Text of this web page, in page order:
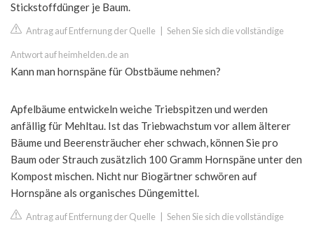
Stickstoffdünger je Baum.
Antrag auf Entfernung der Quelle Sehen Sie sich die vollständige
Antwort auf heimhelden.de an
Kann man hornspäne für Obstbäume nehmen?
Apfelbäume entwickeln weiche Triebspitzen und werden
anfällig für Mehltau. Ist das Triebwachstum vor allem älterer
Bäume und Beerensträucher eher schwach, können Sie pro
Baum oder Strauch zusätzlich 100 Gramm Hornspäne unter den
Kompost mischen. Nicht nur Biogärtner schwören auf
Hornspäne als organisches Düngemittel.
Antrag auf Entfernung der Quelle Sehen Sie sich die vollständige